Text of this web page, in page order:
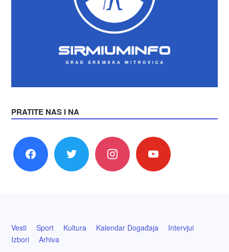
PRATITE NAS I NA
facebook twitter instagram youtube
Vesti Sport Kultura Kalendar Događaja
Intervjui
Izbori
Arhiva